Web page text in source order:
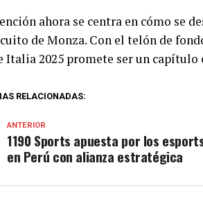
ahora se centra en cómo se
de Monza. Con el telón de
Italia 2025 promete ser un
RELACIONADAS:
ANTERIOR
1190 Sports apuesta por los
en Perú con alianza estratégica